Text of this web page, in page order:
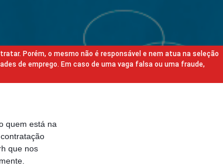
Porém, o mesmo não é responsável e nem atua na seleção
de emprego. Em caso de uma vaga falsa ou uma fraude,
quem está na
que nos